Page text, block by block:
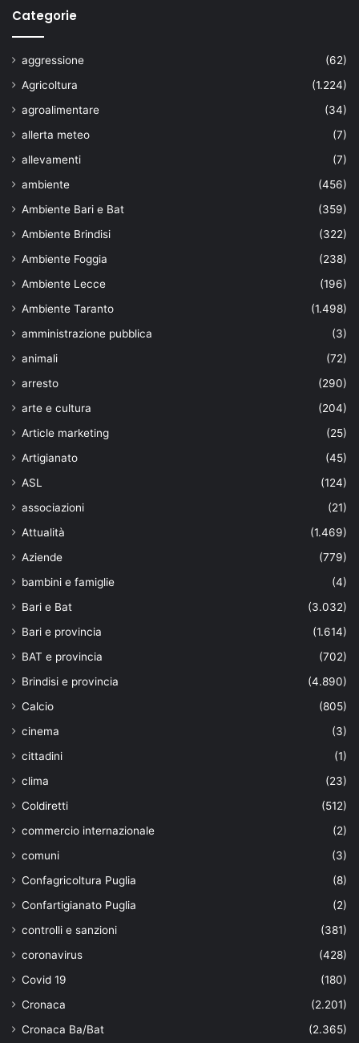
Categorie
aggressione
(62)
Agricoltura
(1.224)
agroalimentare
(34)
allerta meteo
(7)
allevamenti
(7)
ambiente
(456)
Ambiente Bari e Bat
(359)
Ambiente Brindisi
(322)
Ambiente Foggia
(238)
Ambiente Lecce
(196)
Ambiente Taranto
(1.498)
amministrazione pubblica
(3)
animali
(72)
arresto
(290)
arte e cultura
(204)
Article marketing
(25)
Artigianato
(45)
ASL
(124)
associazioni
(21)
Attualità
(1.469)
Aziende
(779)
bambini e famiglie
(4)
Bari e Bat
(3.032)
Bari e provincia
(1.614)
BAT e provincia
(702)
Brindisi e provincia
(4.890)
Calcio
(805)
cinema
(3)
cittadini
(1)
clima
(23)
Coldiretti
(512)
commercio internazionale
(2)
comuni
(3)
Confagricoltura Puglia
(8)
Confartigianato Puglia
(2)
controlli e sanzioni
(381)
coronavirus
(428)
Covid 19
(180)
Cronaca
(2.201)
Cronaca Ba/Bat
(2.365)